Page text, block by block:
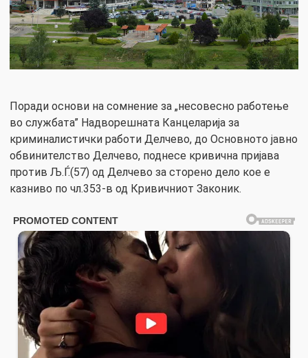
Поради основи на сомнение за „несовесно работење
во службата” Надворешната Канцеларија за
криминалистички работи Делчево, до Основното јавно
обвинителство Делчево, поднесе кривична пријава
против Љ.Ѓ.(57) од Делчево за сторено дело кое е
казниво по чл.353-в од Кривичниот Законик.